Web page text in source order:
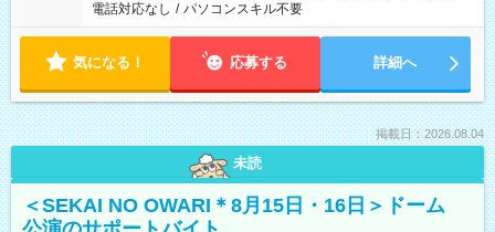
電話対応なし / パソコンスキル不要
気になる！ 応募する 詳細へ
掲載日：2026.08.04
未読
＜SEKAI NO OWARI＊8月15日・16日＞ドーム